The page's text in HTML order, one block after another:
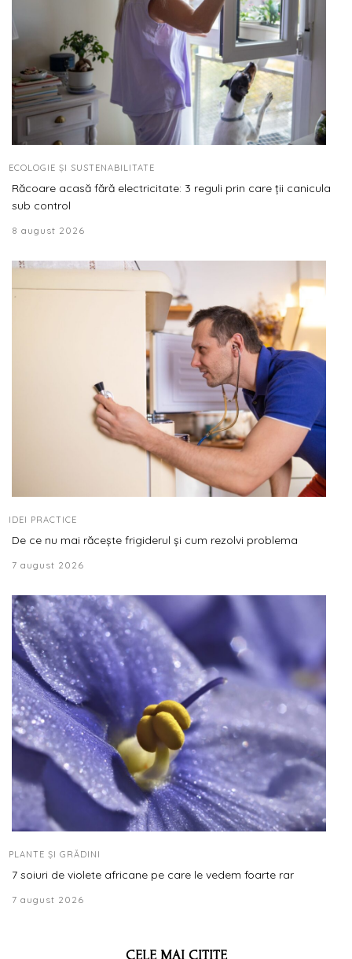
ECOLOGIE ȘI SUSTENABILITATE
Răcoare acasă fără electricitate: 3 reguli prin care ții canicula
sub control
8 august 2026
IDEI PRACTICE
De ce nu mai răcește frigiderul și cum rezolvi problema
7 august 2026
PLANTE ȘI GRĂDINI
7 soiuri de violete africane pe care le vedem foarte rar
7 august 2026
CELE MAI CITITE